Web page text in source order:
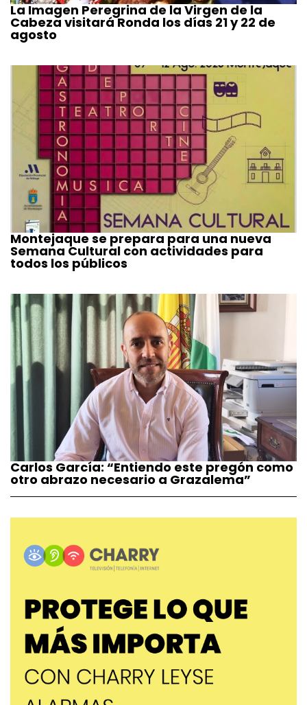
La Imagen Peregrina de la Virgen de la
Cabeza visitará Ronda los días 21 y 22 de
agosto
Montejaque se prepara para una nueva
Semana Cultural con actividades para
todos los públicos
Carlos García: “Entiendo este pregón como
otro abrazo necesario a Grazalema”